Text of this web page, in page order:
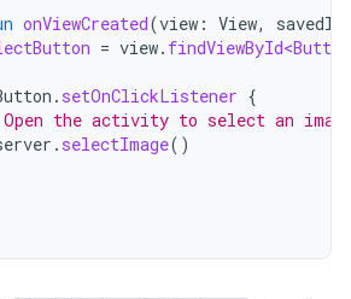
onViewCreated(view : View,
= view. findViewById<Button
. setOnClickListener {
the activity to select an
. selectImage()